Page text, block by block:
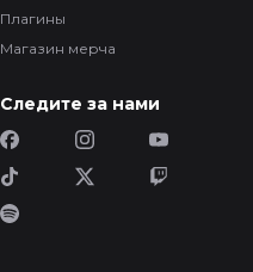
Плагины
Магазин мерча
Следите за нами